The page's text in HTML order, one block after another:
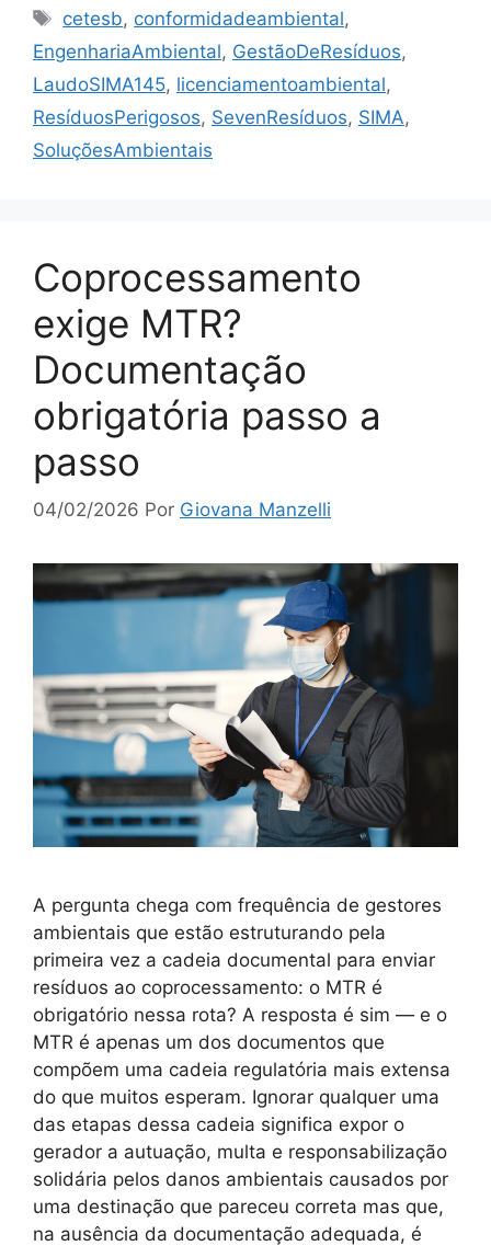
cetesb, conformidadeambiental,
EngenhariaAmbiental, GestãoDeResíduos,
LaudoSIMA145, licenciamentoambiental,
ResíduosPerigosos, SevenResíduos, SIMA,
SoluçõesAmbientais
Coprocessamento
exige MTR?
Documentação
obrigatória passo a
passo
04/02/2026 Por Giovana Manzelli
A pergunta chega com frequência de gestores
ambientais que estão estruturando pela
primeira vez a cadeia documental para enviar
resíduos ao coprocessamento: o MTR é
obrigatório nessa rota? A resposta é sim — e o
MTR é apenas um dos documentos que
compõem uma cadeia regulatória mais extensa
do que muitos esperam. Ignorar qualquer uma
das etapas dessa cadeia significa expor o
gerador a autuação, multa e responsabilização
solidária pelos danos ambientais causados por
uma destinação que pareceu correta mas que,
na ausência da documentação adequada, é